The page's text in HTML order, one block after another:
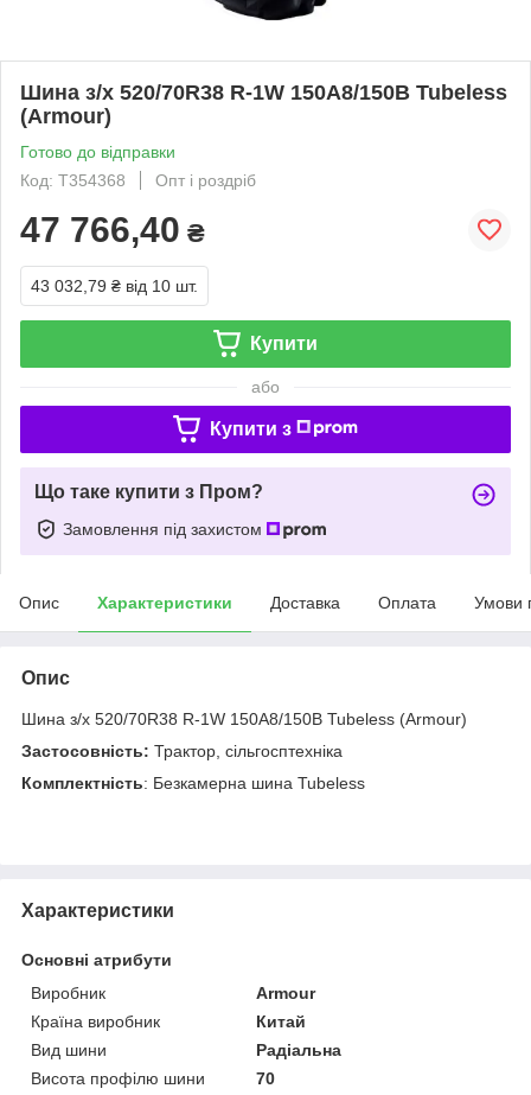
Шина з/х 520/70R38 R-1W 150A8/150B Tubeless
(Armour)
Готово до відправки
Код: T354368
Опт і роздріб
47 766,40 ₴
43 032,79 ₴ від 10 шт.
Купити
або
Купити з
Що таке купити з Пром?
Замовлення під захистом
Опис Характеристики Доставка Оплата Умови
Опис
Шина з/х 520/70R38 R-1W 150A8/150B Tubeless (Armour)
Застосовність: Трактор, сільгосптехніка
Комплектність: Безкамерна шина Tubeless
Характеристики
Основні атрибути
Виробник
Armour
Країна виробник
Китай
Вид шини
Радіальна
Висота профілю шини
70